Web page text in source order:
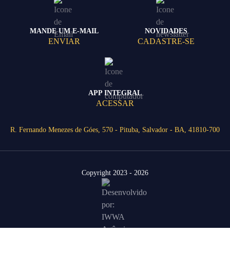
MANDE UM E-MAIL
ENVIAR
NOVIDADES
CADASTRE-SE
APP INTEGRAL
ACESSAR
R. Fernando Menezes de Góes, 570 - Pituba, Salvador - BA, 41810-700
Copyright 2023 - 2026